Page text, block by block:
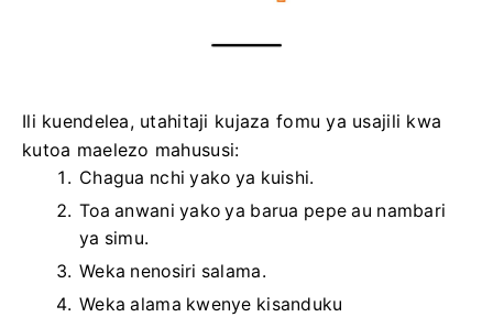
Ili kuendelea, utahitaji kujaza fomu ya usajili kwa
kutoa maelezo mahususi:
Chagua nchi yako ya kuishi.
Toa anwani yako ya barua pepe au nambari
ya simu.
Weka nenosiri salama.
Weka alama kwenye kisanduku